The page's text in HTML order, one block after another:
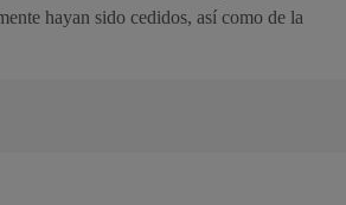
hayan sido cedidos, así como de la